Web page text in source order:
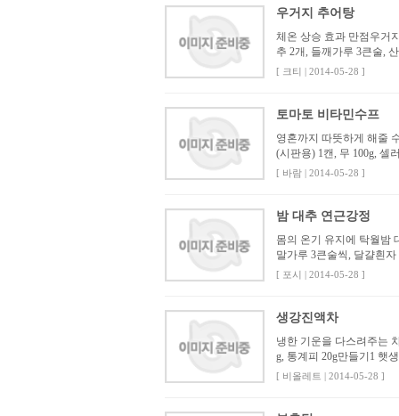
우거지 추어탕
체온 상승 효과 만점우거
추 2개, 들깨가루 3큰술,
[ 크티 | 2014-05-28 ]
토마토 비타민수프
영혼까지 따뜻하게 해줄
(시판용) 1캔, 무 100g, 셀
[ 바람 | 2014-05-28 ]
밤 대추 연근강정
몸의 온기 유지에 탁월밤
말가루 3큰술씩, 달걀흰
[ 포시 | 2014-05-28 ]
생강진액차
냉한 기운을 다스려주는
g, 통계피 20g만들기1 햇
[ 비올레트 | 2014-05-28 ]